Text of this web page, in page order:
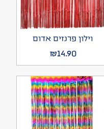
וילון פרנזים אדום
₪14.90